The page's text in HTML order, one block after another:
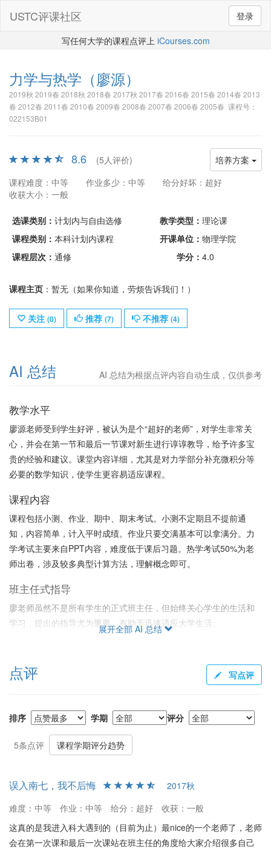
登录
USTC评课社区
写任何大学的课程点评上 iCourses.com
力学与热学 （廖源）
2019秋 2019春 2018秋 2018春 2017秋 2017春 2016春 2015春 2014春 2013
春 2012春 2011春 2010春 2009春 2008春 2007春 2006春 2005春 课程号：
022153B01
培养方案
8.6
(5人评价)
课程难度：中等
作业多少：中等
给分好坏：超好
收获大小：一般
选课类别： 计划内与自由选修 教学类型： 理论课
课程类别： 本科计划内课程 开课单位： 物理学院
课程层次： 通修 学分： 4.0
课程主页 ：暂无（如果你知道，劳烦告诉我们！）
关注 (0) 推荐 (7) 不推荐 (4)
AI 总结 AI 总结为根据点评内容自动生成，仅供参考
教学水平
廖源老师受到学生好评，被认为是个“超好的老师”，对学生非常关
心，并会在第一节和最后一节课对新生进行谆谆教导，给予许多宝
贵的经验和建议。课堂内容详细，尤其是对力学部分补充微积分等
必要的数学知识，使学生更容易适应课程。
课程内容
课程包括小测、作业、期中、期末考试。小测不定期且不提前通
知，内容简单，计入平时成绩。作业只要交满基本可以拿满分。力
学考试主要来自PPT内容，难度低于课后习题。热学考试50%为老
师出卷，涉及较多典型计算方法，理解概念即可。
班主任式指导
廖老师虽然不是所有学生的正式班主任，但始终关心学生的生活和
学习，提出的指导尤为重要，有助于迅速适应大学生活。
给分宽松，不轻易卡绩点，优秀率较高。即便成绩一般的学生也能
取得较好最终成绩，学生普遍对给分满意。
综合评价
总体而言，廖源老师教学认真负责、关心学生，给出详细PPT，容
易上手，适合大一新生，尤其是物理开学考表现不佳的学生。他的
课堂内容易懂，考试相对简单，给分公平，推荐选修。
展开全部 AI 总结
点评 写点评
排序 学期 评分
5条点评 课程学期评分趋势
误入南七，我不后悔
2017秋
难度：中等
作业：中等 给分：超好
收获：一般
这真的是我进入科大遇到的（目前为止）最nice的一个老师了，老师
会在第一次课和最后一次课站在班主任的角度给大家介绍很多自己